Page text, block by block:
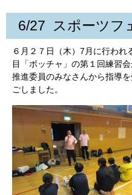
6/27 スポーツフ
６月２７日（木） 7 月に行われ
目「ボッチャ」の第１回練習
推進委員のみなさんから指導
ごしました。